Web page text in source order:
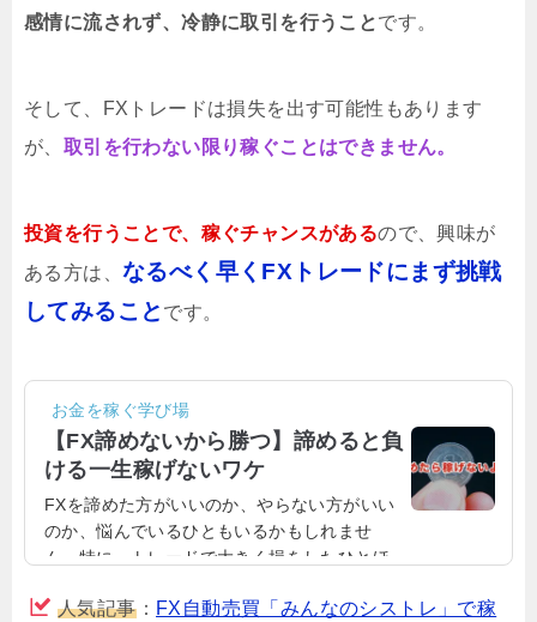
感情に流されず、冷静に取引を行うことです。
そして、FXトレードは損失を出す可能性もあります
が、 取引を行わない限り稼ぐことはできません。
投資を行うことで、稼ぐチャンスがあるので、興味が
ある方は、 なるべく早くFXトレードにまず挑戦
してみること です。
お金を稼ぐ学び場
【FX諦めないから勝つ】諦めると負
ける一生稼げないワケ
FXを諦めた方がいいのか、やらない方がいい
のか、悩んでいるひともいるかもしれませ
ん。特に、トレードで大きく損をしたひとほ
ている私もFXで100万円以上溶かした経験が
人気記事： FX自動売買「みんなのシストレ」で稼